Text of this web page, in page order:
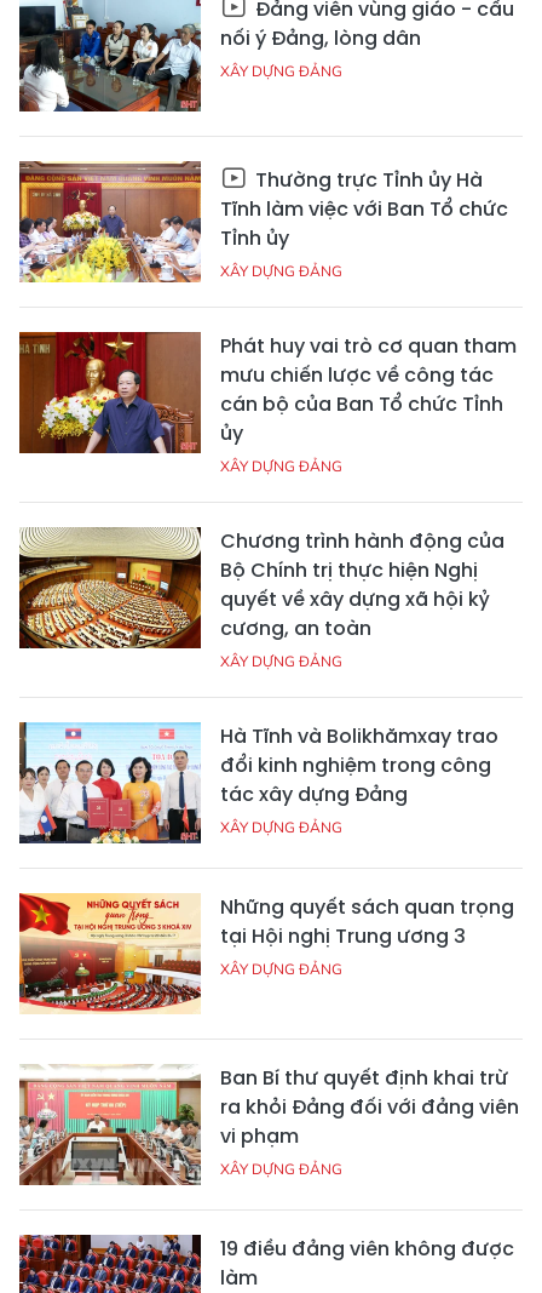
Đảng viên vùng giáo - cầu
nối ý Đảng, lòng dân
XÂY DỰNG ĐẢNG
Thường trực Tỉnh ủy Hà
Tĩnh làm việc với Ban Tổ chức
Tỉnh ủy
XÂY DỰNG ĐẢNG
Phát huy vai trò cơ quan tham
mưu chiến lược về công tác
cán bộ của Ban Tổ chức Tỉnh
ủy
XÂY DỰNG ĐẢNG
Chương trình hành động của
Bộ Chính trị thực hiện Nghị
quyết về xây dựng xã hội kỷ
cương, an toàn
XÂY DỰNG ĐẢNG
Hà Tĩnh và Bolikhămxay trao
đổi kinh nghiệm trong công
tác xây dựng Đảng
XÂY DỰNG ĐẢNG
Những quyết sách quan trọng
tại Hội nghị Trung ương 3
XÂY DỰNG ĐẢNG
Ban Bí thư quyết định khai trừ
ra khỏi Đảng đối với đảng viên
vi phạm
XÂY DỰNG ĐẢNG
19 điều đảng viên không được
làm